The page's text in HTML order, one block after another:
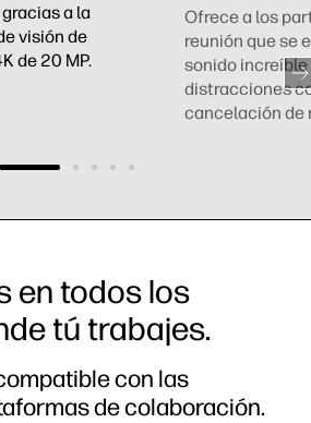
a la
visión de
de 20 MP.
Ofrece a los
reunión que se
sonido increíble
distracciones
cancelación de
en todos los
tú trabajes.
con las
de colaboración.